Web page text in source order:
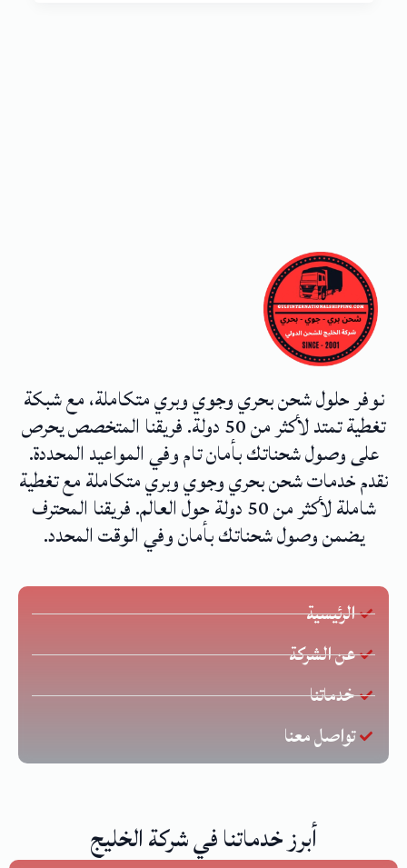
نوفر حلول شحن بحري وجوي وبري متكاملة، مع شبكة
تغطية تمتد لأكثر من 50 دولة. فريقنا المتخصص يحرص
على وصول شحناتك بأمان تام وفي المواعيد المحددة.
نقدم خدمات شحن بحري وجوي وبري متكاملة مع تغطية
شاملة لأكثر من 50 دولة حول العالم. فريقنا المحترف
يضمن وصول شحناتك بأمان وفي الوقت المحدد.
الرئيسية
عن الشركة
خدماتنا
تواصل معنا
أبرز خدماتنا في شركة الخليج